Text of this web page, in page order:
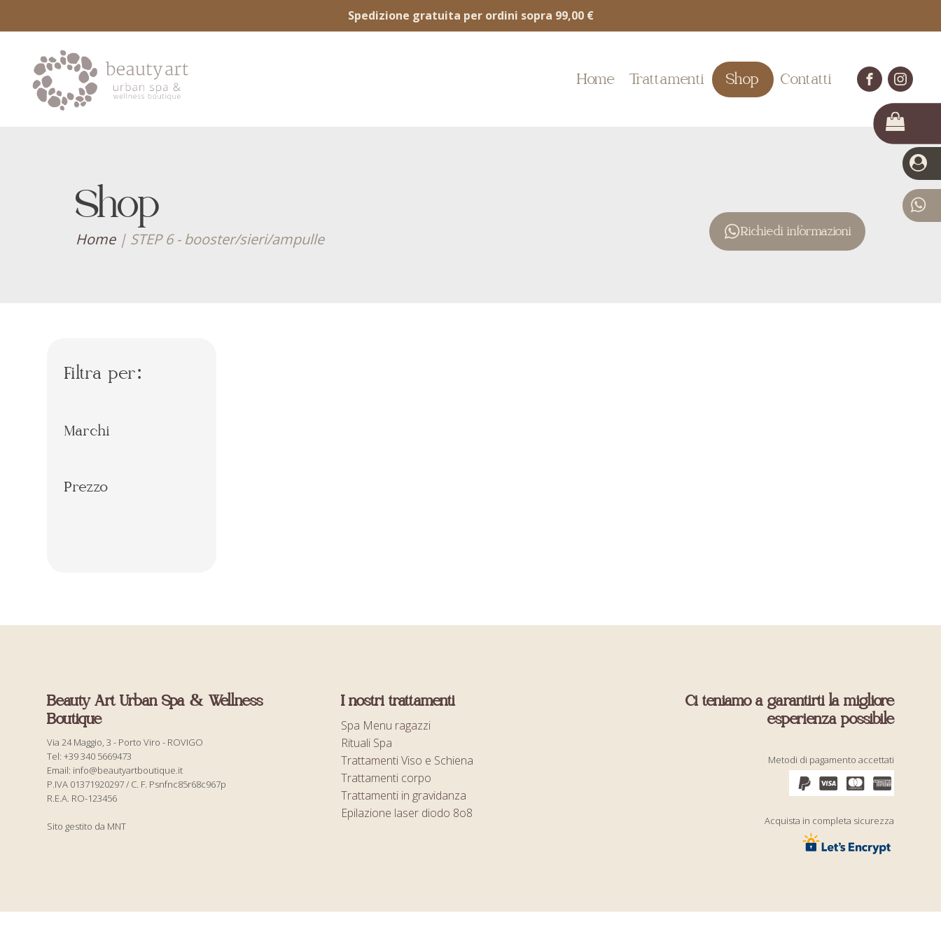
Spedizione gratuita per ordini sopra 99,00 €
Home Trattamenti Shop Contatti
Shop
Home| STEP 6 - booster/sieri/ampulle Richiedi informazioni
Filtra per:
Marchi
Prezzo
Beauty Art Urban Spa & Wellness
Boutique
Via 24 Maggio, 3 - Porto Viro - ROVIGO
Tel: +39 340 5669473
Email: info@beautyartboutique.it
P.IVA 01371920297 / C. F. Psnfnc85r68c967p
R.E.A. RO-123456
Sito gestito da MNT
I nostri trattamenti
Spa Menu ragazzi
Rituali Spa
Trattamenti Viso e Schiena
Trattamenti corpo
Trattamenti in gravidanza
Epilazione laser diodo 8o8
Ci teniamo a garantirti la migliore
esperienza possibile
Metodi di pagamento accettati
Acquista in completa sicurezza